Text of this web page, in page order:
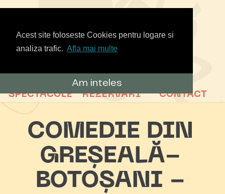
Acest site foloseste Cookies pentru logare si
analiza trafic. Afla mai multe
Am inteles
SPECTACOLE REZERVARI CONTACT
COMEDIE DIN
GREȘEALĂ-
BOTOȘANI -